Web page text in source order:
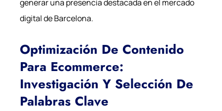
generar una presencia destacada en el mercado
digital de Barcelona.
Optimización De Contenido
Para Ecommerce:
Investigación Y Selección De
Palabras Clave